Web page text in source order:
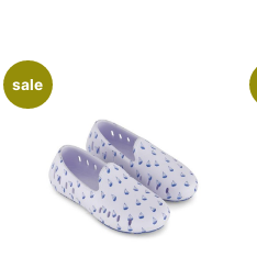
sale